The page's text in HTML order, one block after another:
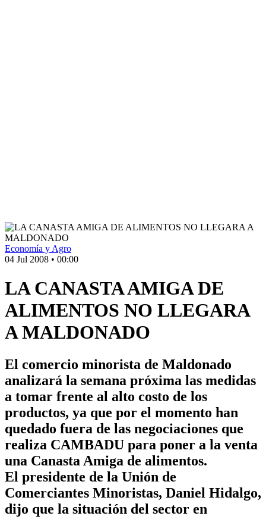
Economía y Agro
04 Jul 2008 • 00:00
LA CANASTA AMIGA DE
ALIMENTOS NO LLEGARA
A MALDONADO
El comercio minorista de Maldonado
analizará la semana próxima las medidas
a tomar frente al alto costo de los
productos, ya que por el momento han
quedado fuera de las negociaciones que
realiza CAMBADU para poner a la venta
una Canasta Amiga de alimentos.
El presidente de la Unión de
Comerciantes Minoristas, Daniel Hidalgo,
dijo que la situación del sector en